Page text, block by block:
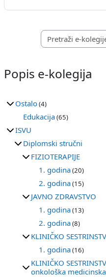
Popis e-kolegija
Ostalo(4)
Edukacija(65)
ISVU
Diplomski stručni
FIZIOTERAPIJE
1. godina(20)
2. godina(15)
JAVNO ZDRAVSTVO
1. godina(13)
2. godina(8)
KLINIČKO
1. godina(16)
KLINIČKO
onkološka